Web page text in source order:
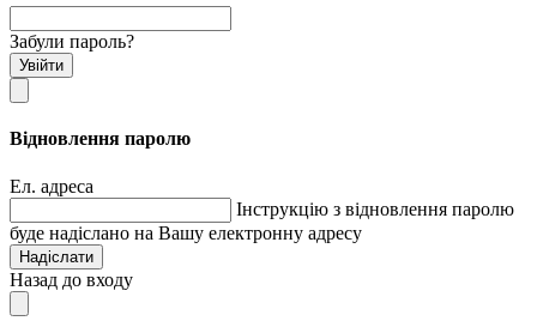
Забули пароль?
Увійти
Відновлення паролю
Ел. адреса
Інструкцію з відновлення паролю
буде надіслано на Вашу електронну адресу
Надіслати
Назад до входу